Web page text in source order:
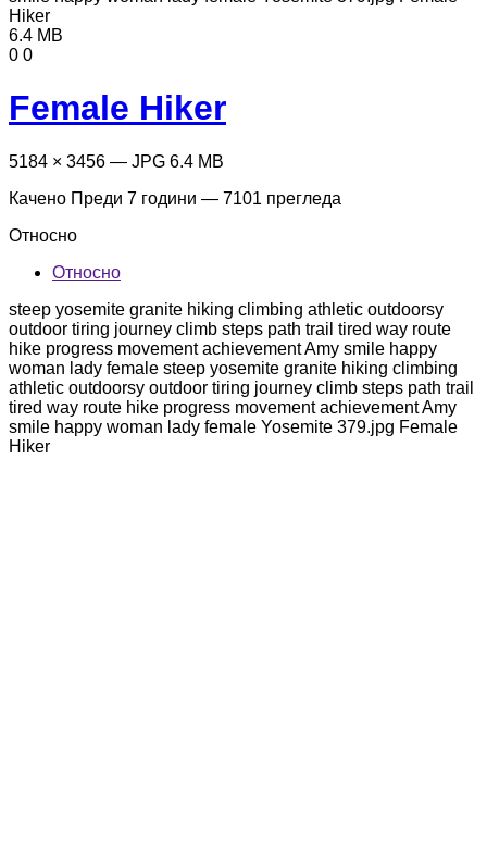
6.4 MB
0 0
Female Hiker
5184 × 3456 — JPG 6.4 MB
Качено Преди 7 години — 7101 прегледа
Относно
Относно
steep yosemite granite hiking climbing athletic outdoorsy
outdoor tiring journey climb steps path trail tired way route
hike progress movement achievement Amy smile happy
woman lady female steep yosemite granite hiking climbing
athletic outdoorsy outdoor tiring journey climb steps path trail
tired way route hike progress movement achievement Amy
smile happy woman lady female Yosemite 379.jpg Female
Hiker